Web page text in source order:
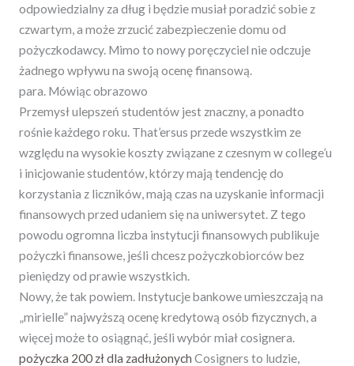
odpowiedzialny za dług i będzie musiał poradzić sobie z
czwartym, a może zrzucić zabezpieczenie domu od
pożyczkodawcy. Mimo to nowy poręczyciel nie odczuje
żadnego wpływu na swoją ocenę finansową.
para. Mówiąc obrazowo
Przemysł ulepszeń studentów jest znaczny, a ponadto
rośnie każdego roku. That’ersus przede wszystkim ze
względu na wysokie koszty związane z czesnym w college’u
i inicjowanie studentów, którzy mają tendencję do
korzystania z liczników, mają czas na uzyskanie informacji
finansowych przed udaniem się na uniwersytet. Z tego
powodu ogromna liczba instytucji finansowych publikuje
pożyczki finansowe, jeśli chcesz pożyczkobiorców bez
pieniędzy od prawie wszystkich.
Nowy, że tak powiem. Instytucje bankowe umieszczają na
„mirielle” najwyższą ocenę kredytową osób fizycznych, a
więcej może to osiągnąć, jeśli wybór miał cosignera.
pożyczka 200 zł dla zadłużonych Cosigners to ludzie,